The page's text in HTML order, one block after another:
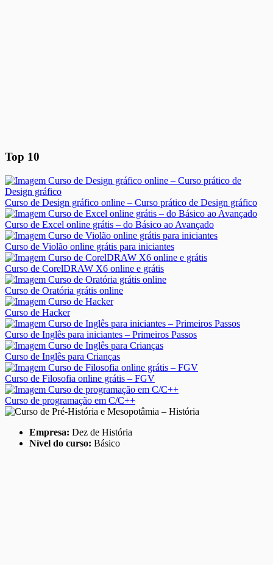
Top 10
Curso de Design gráfico online – Curso prático de Design gráfico
Curso de Excel online grátis – do Básico ao Avançado
Curso de Violão online grátis para iniciantes
Curso de CorelDRAW X6 online e grátis
Curso de Oratória grátis online
Curso de Hacker
Curso de Inglês para iniciantes – Primeiros Passos
Curso de Inglês para Crianças
Curso de Filosofia online grátis – FGV
Curso de programação em C/C++
Empresa: Dez de História
Nível do curso: Básico